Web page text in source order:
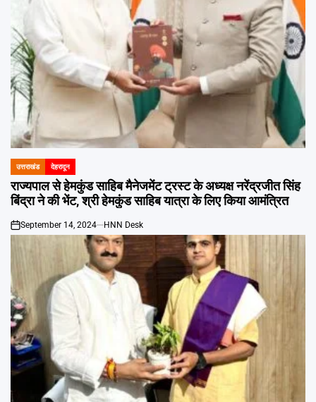
POSTED
IN
उत्तराखंड देहरादून
राज्यपाल से हेमकुंड साहिब मैनेजमेंट ट्रस्ट के अध्यक्ष नरेंद्रजीत सिंह
बिंद्रा ने की भेंट, श्री हेमकुंड साहिब यात्रा के लिए किया आमंत्रित
on
September 14, 2024 HNN Desk